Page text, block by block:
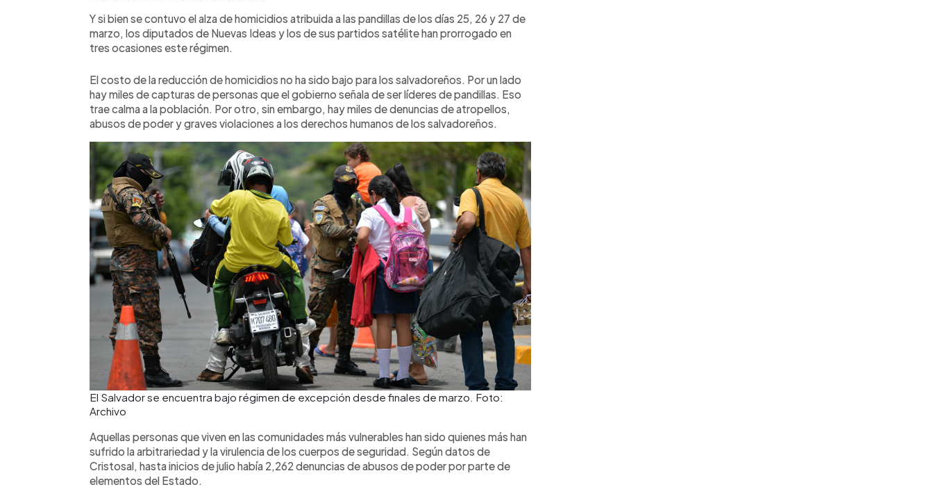
Y si bien se contuvo el alza de homicidios atribuida a las pandillas de los días 25, 26 y 27 de
marzo, los diputados de Nuevas Ideas y los de sus partidos satélite han prorrogado en
tres ocasiones este régimen.
El costo de la reducción de homicidios no ha sido bajo para los salvadoreños. Por un lado
hay miles de capturas de personas que el gobierno señala de ser líderes de pandillas. Eso
trae calma a la población. Por otro, sin embargo, hay miles de denuncias de atropellos,
abusos de poder y graves violaciones a los derechos humanos de los salvadoreños.
El Salvador se encuentra bajo régimen de excepción desde finales de marzo. Foto:
Archivo
Aquellas personas que viven en las comunidades más vulnerables han sido quienes más han
sufrido la arbitrariedad y la virulencia de los cuerpos de seguridad. Según datos de
Cristosal, hasta inicios de julio había 2,262 denuncias de abusos de poder por parte de
elementos del Estado.